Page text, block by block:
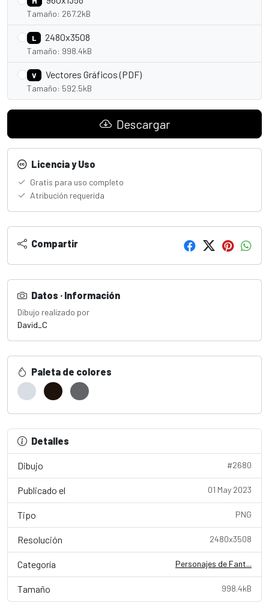
Tamaño: 267.2kB
L 2480x3508
Tamaño: 998.4kB
V Vectores Gráficos (PDF)
Tamaño: 592.5kB
Descargar
Licencia y Uso
Gratis para uso completo
Atribución requerida
Compartir
Datos · Información
Dibujo realizado por
David_C
Paleta de colores
Detalles
Dibujo #2680
Publicado el 01 May 2023
Tipo PNG
Resolución 2480x3508
Categoría Personajes de Fant...
Tamaño 998.4kB